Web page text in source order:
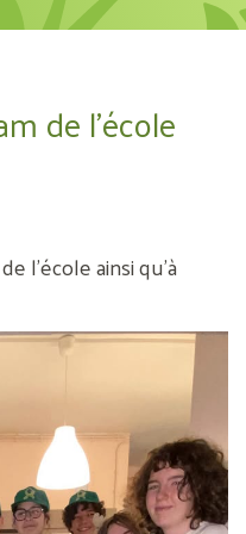
de l’école
l’école ainsi qu’à